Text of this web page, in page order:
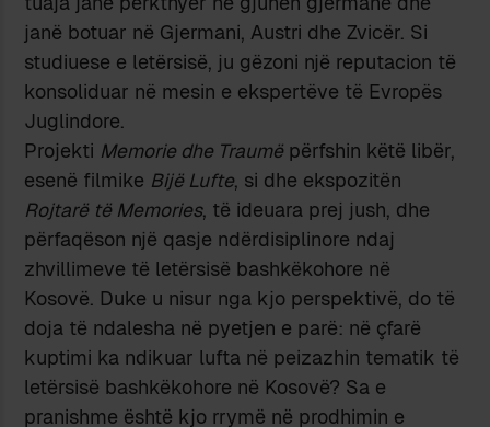
janë botuar në Gjermani, Austri dhe Zvicër. Si
studiuese e letërsisë, ju gëzoni një reputacion të
konsoliduar në mesin e ekspertëve të Evropës
Juglindore.
Projekti Memorie dhe Traumë përfshin këtë libër,
esenë filmike Bijë Lufte, si dhe ekspozitën
Rojtarë të Memories, të ideuara prej jush, dhe
përfaqëson një qasje ndërdisiplinore ndaj
zhvillimeve të letërsisë bashkëkohore në
Kosovë. Duke u nisur nga kjo perspektivë, do të
doja të ndalesha në pyetjen e parë: në çfarë
kuptimi ka ndikuar lufta në peizazhin tematik të
letërsisë bashkëkohore në Kosovë? Sa e
pranishme është kjo rrymë në prodhimin e